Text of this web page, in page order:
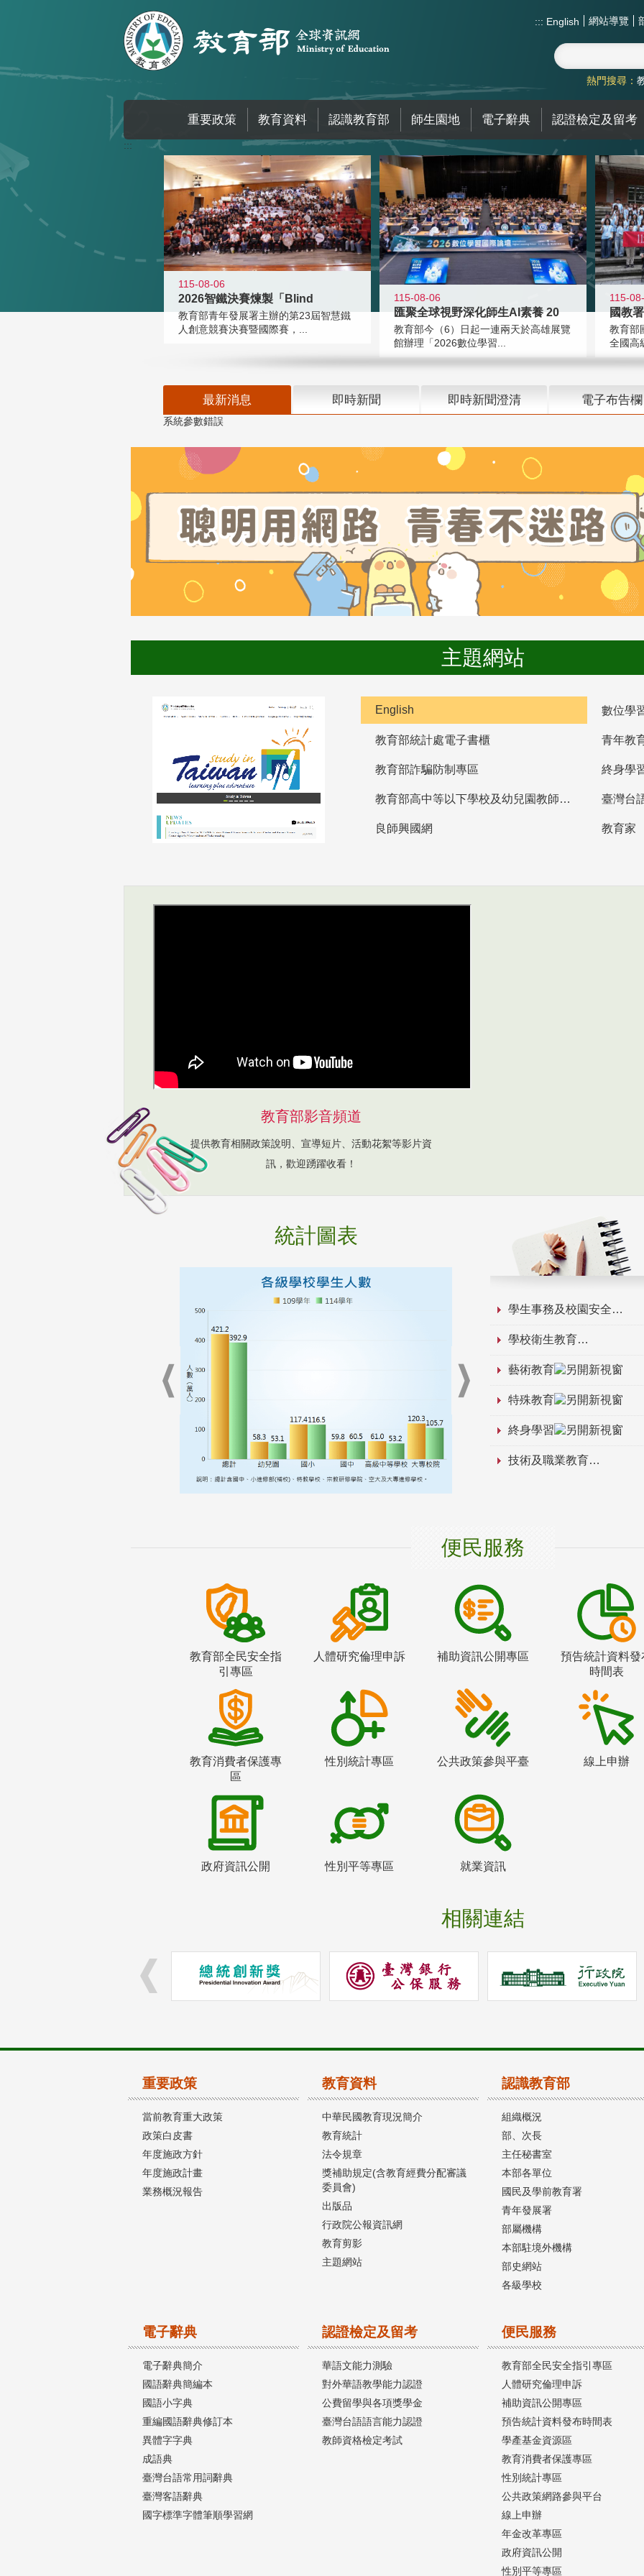
::: English 網站導覽
熱門搜尋：
重要政策 教育資料 認識教育部 師生園地 電子辭典 認證檢定及留考
:::
115-08-06
2026智鐵決賽煉製「Blind
教育部青年發展署主辦的第23屆智慧鐵
人創意競賽決賽暨國際賽，...
115-08-06
匯聚全球視野深化師生AI素養 20
教育部今（6）日起一連兩天於高雄展覽
館辦理「2026數位學習...
115-
教育部
全國高
最新消息 即時新聞 即時新聞澄清 電子布告欄
系統參數錯誤
主題網站
English 數位學
教育部統計處電子書櫃 青年教
教育部詐騙防制專區 終身學
教育部高中等以下學校及幼兒園教師資格檢定考試 臺灣台
良師興國網 教育家
教育部影音頻道
提供教育相關政策說明、宣導短片、活動花絮等影片資
訊，歡迎踴躍收看！
統計圖表
學生事務及校園安全
學校衛生教育
藝術教育
特殊教育
終身學習
技術及職業教育
便民服務
教育部全民安全指
引專區
人體研究倫理申訴 補助資訊公開專區
預告統計資料發
時間表
教育消費者保護專
區
性別統計專區 公共政策參與平臺 線上申辦
政府資訊公開 性別平等專區 就業資訊
相關連結
重要政策
當前教育重大政策
政策白皮書
年度施政方針
年度施政計畫
業務概況報告
教育資料
中華民國教育現況簡介
教育統計
法令規章
獎補助規定(含教育經費分配審議
委員會)
出版品
行政院公報資訊網
教育剪影
主題網站
認識教育部
組織概況
部、次長
主任秘書室
本部各單位
國民及學前教育署
青年發展署
部屬機構
本部駐境外機構
部史網站
各級學校
電子辭典
電子辭典簡介
國語辭典簡編本
國語小字典
重編國語辭典修訂本
異體字字典
成語典
臺灣台語常用詞辭典
臺灣客語辭典
國字標準字體筆順學習網
認證檢定及留考
華語文能力測驗
對外華語教學能力認證
公費留學與各項獎學金
臺灣台語語言能力認證
教師資格檢定考試
便民服務
教育部全民安全指引專區
人體研究倫理申訴
補助資訊公開專區
預告統計資料發布時間表
學產基金資源區
教育消費者保護專區
性別統計專區
公共政策網路參與平台
線上申辦
年金改革專區
政府資訊公開
性別平等專區